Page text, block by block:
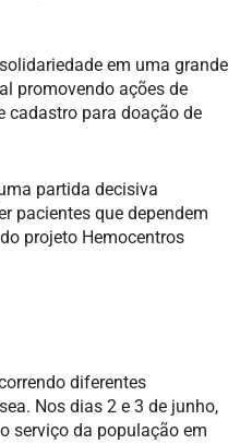
em uma grande
promovendo ações de
cadastro para doação de
partida decisiva
pacientes que dependem
projeto Hemocentros
diferentes
Nos dias 2 e 3 de junho,
serviço da população em